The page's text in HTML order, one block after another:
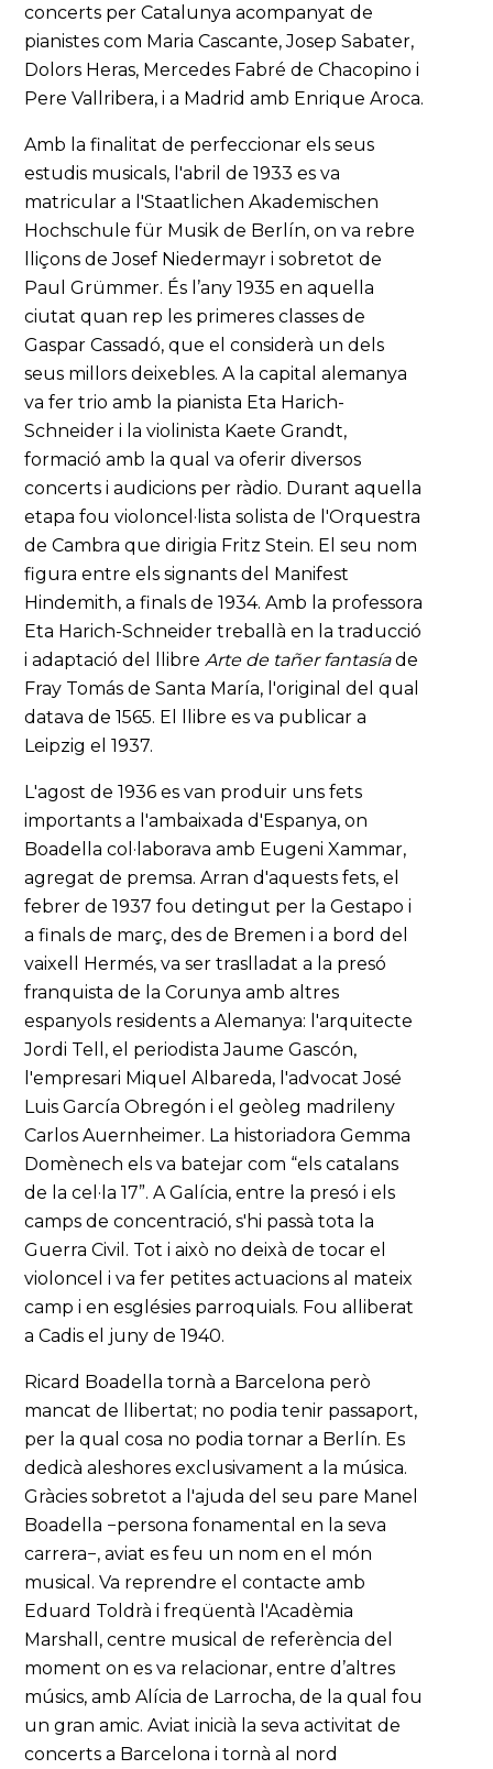
concerts per Catalunya acompanyat de
pianistes com Maria Cascante, Josep Sabater,
Dolors Heras, Mercedes Fabré de Chacopino i
Pere Vallribera, i a Madrid amb Enrique Aroca.
Amb la finalitat de perfeccionar els seus
estudis musicals, l'abril de 1933 es va
matricular a l'Staatlichen Akademischen
Hochschule für Musik de Berlín, on va rebre
lliçons de Josef Niedermayr i sobretot de
Paul Grümmer. És l’any 1935 en aquella
ciutat quan rep les primeres classes de
Gaspar Cassadó, que el considerà un dels
seus millors deixebles. A la capital alemanya
va fer trio amb la pianista Eta Harich-
Schneider i la violinista Kaete Grandt,
formació amb la qual va oferir diversos
concerts i audicions per ràdio. Durant aquella
etapa fou violoncel·lista solista de l'Orquestra
de Cambra que dirigia Fritz Stein. El seu nom
figura entre els signants del Manifest
Hindemith, a finals de 1934. Amb la professora
Eta Harich-Schneider treballà en la traducció
i adaptació del llibreArte de tañer fantasíade
Fray Tomás de Santa María, l'original del qual
datava de 1565. El llibre es va publicar a
Leipzig el 1937.
L'agost de 1936 es van produir uns fets
importants a l'ambaixada d'Espanya, on
Boadella col·laborava amb Eugeni Xammar,
agregat de premsa. Arran d'aquests fets, el
febrer de 1937 fou detingut per la Gestapo i
a finals de març, des de Bremen i a bord del
vaixell Hermés, va ser traslladat a la presó
franquista de la Corunya amb altres
espanyols residents a Alemanya: l'arquitecte
Jordi Tell, el periodista Jaume Gascón,
l'empresari Miquel Albareda, l'advocat José
Luis García Obregón i el geòleg madrileny
Carlos Auernheimer. La historiadora Gemma
Domènech els va batejar com “els catalans
de la cel·la 17”. A Galícia, entre la presó i els
camps de concentració, s'hi passà tota la
Guerra Civil. Tot i això no deixà de tocar el
violoncel i va fer petites actuacions al mateix
camp i en esglésies parroquials. Fou alliberat
a Cadis el juny de 1940.
Ricard Boadella tornà a Barcelona però
mancat de llibertat; no podia tenir passaport,
per la qual cosa no podia tornar a Berlín. Es
dedicà aleshores exclusivament a la música.
Gràcies sobretot a l'ajuda del seu pare Manel
Boadella −persona fonamental en la seva
carrera−, aviat es feu un nom en el món
musical. Va reprendre el contacte amb
Eduard Toldrà i freqüentà l'Acadèmia
Marshall, centre musical de referència del
moment on es va relacionar, entre d’altres
músics, amb Alícia de Larrocha, de la qual fou
un gran amic. Aviat inicià la seva activitat de
concerts a Barcelona i tornà al nord